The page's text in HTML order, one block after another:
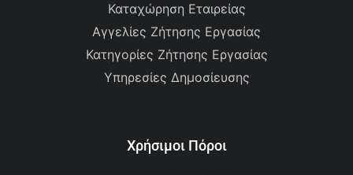
Καταχώρηση Εταιρείας
Αγγελίες Ζήτησης Εργασίας
Κατηγορίες Ζήτησης Εργασίας
Υπηρεσίες Δημοσίευσης
Χρήσιμοι Πόροι